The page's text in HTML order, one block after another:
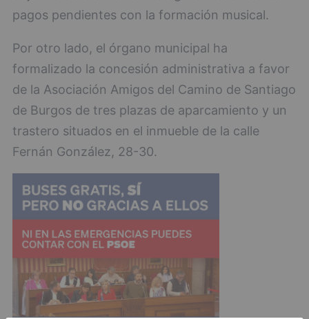
pagos pendientes con la formación musical.
Por otro lado, el órgano municipal ha
formalizado la concesión administrativa a favor
de la Asociación Amigos del Camino de Santiago
de Burgos de tres plazas de aparcamiento y un
trastero situados en el inmueble de la calle
Fernán González, 28-30.